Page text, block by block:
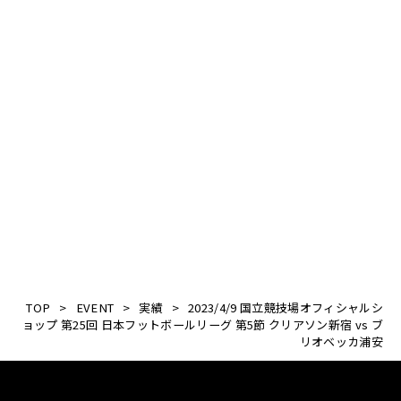
TOP > EVENT > 実績 > 2023/4/9 国立競技場オフィシャルシ
ョップ 第25回 日本フットボールリーグ 第5節 クリアソン新宿 vs ブ
リオベッカ浦安